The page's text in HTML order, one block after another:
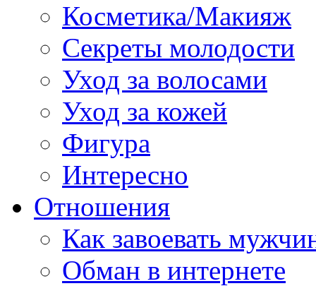
Косметика/Макияж
Секреты молодости
Уход за волосами
Уход за кожей
Фигура
Интересно
Отношения
Как завоевать
Обман в интернете